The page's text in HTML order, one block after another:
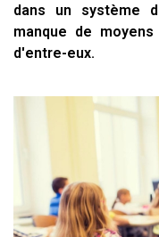
dans un système
manque de
d'entre-eux.